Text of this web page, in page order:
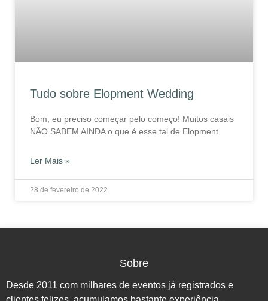
Tudo sobre Elopment Wedding
Bom, eu preciso começar pelo começo! Muitos casais
NÃO SABEM AINDA o que é esse tal de Elopment
Ler Mais »
28 de fevereiro de 2022
Sobre
Desde 2011 com milhares de eventos já registrados e